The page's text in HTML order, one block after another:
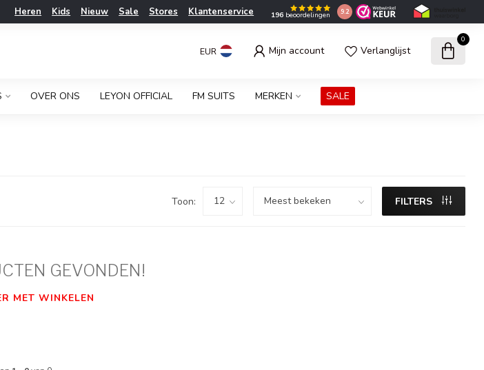
Heren Kids Nieuw Sale Stores Klantenservice 196 beoordelingen 9.2
EUR Mijn account Verlanglijst
0
OVER ONS LEYON OFFICIAL FM SUITS MERKEN SALE
Toon: FILTERS
GEVONDEN!
MET WINKELEN